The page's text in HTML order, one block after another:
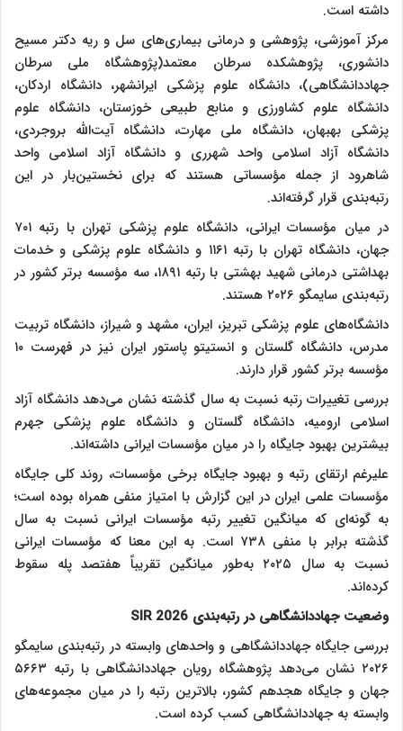
داشته است.
مرکز آموزشی، پژوهشی و درمانی بیماری‌های سل و ریه دکتر مسیح
دانشوری، پژوهشکده سرطان معتمد(پژوهشگاه ملی سرطان
جهاددانشگاهی)، دانشگاه علوم پزشکی ایرانشهر، دانشگاه اردکان،
دانشگاه علوم کشاورزی و منابع طبیعی خوزستان، دانشگاه علوم
پزشکی بهبهان، دانشگاه ملی مهارت، دانشگاه آیت‌الله بروجردی،
دانشگاه آزاد اسلامی واحد شهرری و دانشگاه آزاد اسلامی واحد
شاهرود از جمله مؤسساتی هستند که برای نخستین‌بار در این
رتبه‌بندی قرار گرفته‌اند.
در میان مؤسسات ایرانی، دانشگاه علوم پزشکی تهران با رتبه ۷۰۱
جهان، دانشگاه تهران با رتبه ۱۱۶۱ و دانشگاه علوم پزشکی و خدمات
بهداشتی درمانی شهید بهشتی با رتبه ۱۸۹۱، سه مؤسسه برتر کشور در
رتبه‌بندی سایمگو ۲۰۲۶ هستند.
دانشگاه‌های علوم پزشکی تبریز، ایران، مشهد و شیراز، دانشگاه تربیت
مدرس، دانشگاه گلستان و انستیتو پاستور ایران نیز در فهرست ۱۰
مؤسسه برتر کشور قرار دارند.
بررسی تغییرات رتبه نسبت به سال گذشته نشان می‌دهد دانشگاه آزاد
اسلامی ارومیه، دانشگاه گلستان و دانشگاه علوم پزشکی جهرم
بیشترین بهبود جایگاه را در میان مؤسسات ایرانی داشته‌اند.
علیرغم ارتقای رتبه و بهبود جایگاه برخی مؤسسات، روند کلی جایگاه
مؤسسات علمی ایران در این گزارش با امتیاز منفی همراه بوده است؛
به گونه‌ای که میانگین تغییر رتبه مؤسسات ایرانی نسبت به سال
گذشته برابر با منفی ۷۳۸ است. به این معنا که مؤسسات ایرانی
نسبت به سال ۲۰۲۵ به‌طور میانگین تقریباً هفتصد پله سقوط
کرده‌اند.
وضعیت جهاددانشگاهی در رتبه‌بندی SIR 2026
بررسی جایگاه جهاددانشگاهی و واحدهای وابسته در رتبه‌بندی سایمگو
۲۰۲۶ نشان می‌دهد پژوهشگاه رویان جهاددانشگاهی با رتبه ۵۶۶۳
جهان و جایگاه هجدهم کشور، بالاترین رتبه را در میان مجموعه‌های
وابسته به جهاددانشگاهی کسب کرده است.